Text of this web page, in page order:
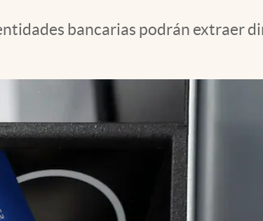
bancarias podrán extraer